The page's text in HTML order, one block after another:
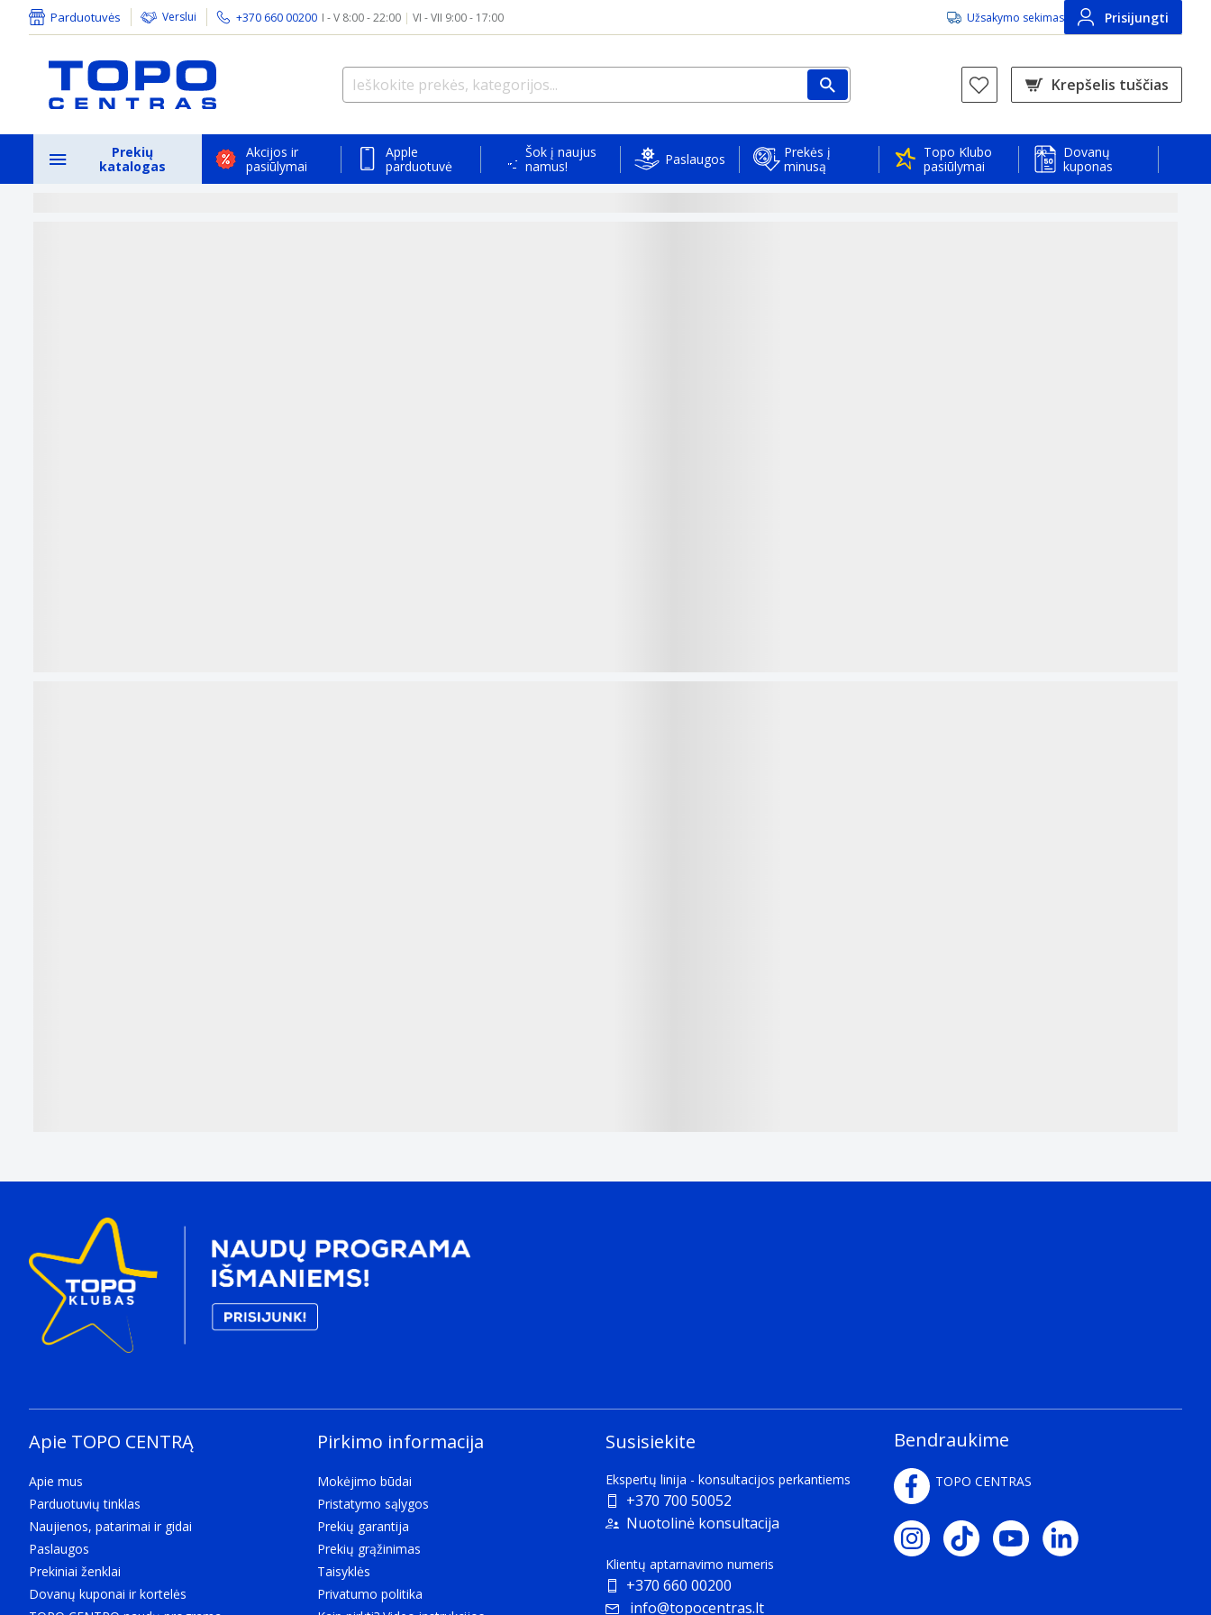
Parduotuvės Verslui +370 660 00200 I - V 8:00 - 22:00 | VI - VII 9:00 - 17:00 Užsakymo sekimas Prisijungti
Krepšelis tuščias
Prekių
katalogas
Akcijos ir
pasiūlymai
Apple
parduotuvė
Šok į naujus
namus!
Paslaugos
Prekės į
minusą
Topo Klubo
pasiūlymai
Dovanų
kuponas
Apie TOPO CENTRĄ
Apie mus
Parduotuvių tinklas
Naujienos, patarimai ir gidai
Paslaugos
Prekiniai ženklai
Dovanų kuponai ir kortelės
Pirkimo informacija
Mokėjimo būdai
Pristatymo sąlygos
Prekių garantija
Prekių grąžinimas
Taisyklės
Privatumo politika
Susisiekite
Ekspertų linija - konsultacijos perkantiems
+370 700 50052
Nuotolinė konsultacija
Klientų aptarnavimo numeris
+370 660 00200
info@topocentras.lt
Bendraukime
TOPO CENTRAS